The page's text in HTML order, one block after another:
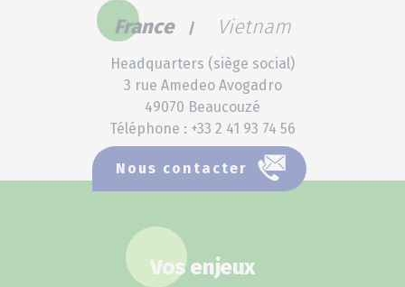
France Vietnam
Headquarters (siège social)
3 rue Amedeo Avogadro
49070 Beaucouzé
Téléphone : +33 2 41 93 74 56
Nous contacter
Vos enjeux